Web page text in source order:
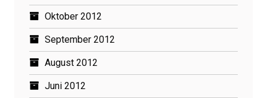
Oktober 2012
September 2012
August 2012
Juni 2012